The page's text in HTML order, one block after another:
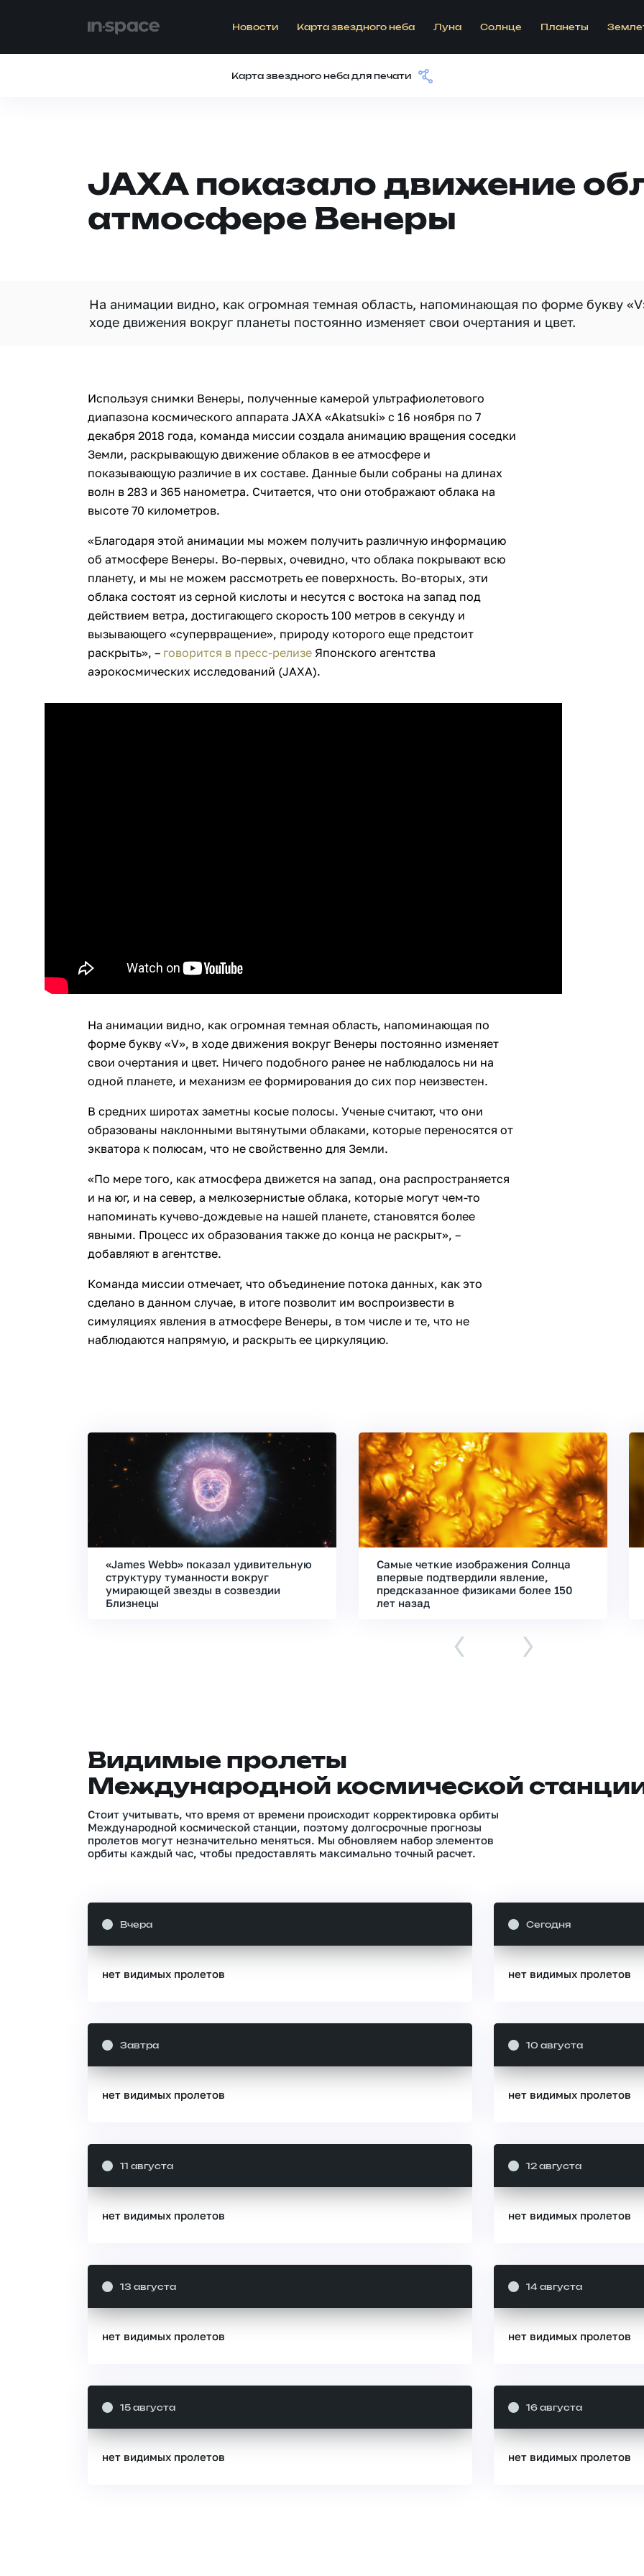
Новости Карта звездного неба Луна Солнце Планеты
Карта звездного неба для печати
JAXA показало движение
атмосфере Венеры
На анимации видно, как огромная темная область, напоминающая по форме букву
ходе движения вокруг планеты постоянно изменяет свои очертания и цвет.
Используя снимки Венеры, полученные камерой ультрафиолетового
диапазона космического аппарата JAXA «Akatsuki» с 16 ноября по 7
декабря 2018 года, команда миссии создала анимацию вращения соседки
Земли, раскрывающую движение облаков в ее атмосфере и
показывающую различие в их составе. Данные были собраны на длинах
волн в 283 и 365 нанометра. Считается, что они отображают облака на
высоте 70 километров.
«Благодаря этой анимации мы можем получить различную информацию
об атмосфере Венеры. Во-первых, очевидно, что облака покрывают всю
планету, и мы не можем рассмотреть ее поверхность. Во-вторых, эти
облака состоят из серной кислоты и несутся с востока на запад под
действием ветра, достигающего скорость 100 метров в секунду и
вызывающего «супервращение», природу которого еще предстоит
раскрыть», – говорится в пресс-релизе Японского агентства
аэрокосмических исследований (JAXA).
На анимации видно, как огромная темная область, напоминающая по
форме букву «V», в ходе движения вокруг Венеры постоянно изменяет
свои очертания и цвет. Ничего подобного ранее не наблюдалось ни на
одной планете, и механизм ее формирования до сих пор неизвестен.
В средних широтах заметны косые полосы. Ученые считают, что они
образованы наклонными вытянутыми облаками, которые переносятся от
экватора к полюсам, что не свойственно для Земли.
«По мере того, как атмосфера движется на запад, она распространяется
и на юг, и на север, а мелкозернистые облака, которые могут чем-то
напоминать кучево-дождевые на нашей планете, становятся более
явными. Процесс их образования также до конца не раскрыт», –
добавляют в агентстве.
Команда миссии отмечает, что объединение потока данных, как это
сделано в данном случае, в итоге позволит им воспроизвести в
симуляциях явления в атмосфере Венеры, в том числе и те, что не
наблюдаются напрямую, и раскрыть ее циркуляцию.
«James Webb» показал удивительную
структуру туманности вокруг
умирающей звезды в созвездии
Близнецы
Самые четкие изображения Солнца
впервые подтвердили явление,
предсказанное физиками более 150
лет назад
‹ ›
Видимые пролеты
Международной космической
Стоит учитывать, что время от времени происходит корректировка орбиты
Международной космической станции, поэтому долгосрочные прогнозы
пролетов могут незначительно меняться. Мы обновляем набор элементов
орбиты каждый час, чтобы предоставлять максимально точный расчет.
Вчера
нет видимых пролетов
Сегодня
нет видимых пролетов
Завтра
нет видимых пролетов
10 августа
нет видимых пролетов
11 августа
нет видимых пролетов
12 августа
нет видимых пролетов
13 августа
нет видимых пролетов
14 августа
нет видимых пролетов
15 августа
нет видимых пролетов
16 августа
нет видимых пролетов